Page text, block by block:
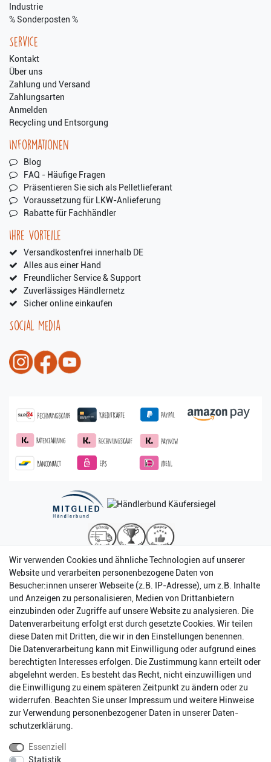
Industrie
% Sonderposten %
Service
Kontakt
Über uns
Zahlung und Versand
Zahlungsarten
Anmelden
Recycling und Entsorgung
Informationen
Blog
FAQ - Häufige Fragen
Präsentieren Sie sich als Pelletlieferant
Voraussetzung für LKW-Anlieferung
Rabatte für Fachhändler
Ihre Vorteile
Versandkostenfrei innerhalb DE
Alles aus einer Hand
Freundlicher Service & Support
Zuverlässiges Händlernetz
Sicher online einkaufen
Social Media
Impressum Daten­schutz­erklärung AGB
Barrierefreiheitserklärung
Wir verwenden Cookies und ähnliche Technologien auf unserer
Website und verarbeiten personenbezogene Daten von
Besucher:innen unserer Webseite (z.B. IP-Adresse), um z.B. Inhalte
und Anzeigen zu personalisieren, Medien von Drittanbietern
einzubinden oder Zugriffe auf unsere Website zu analysieren. Die
Datenverarbeitung erfolgt erst durch gesetzte Cookies. Wir teilen
diese Daten mit Dritten, die wir in den Einstellungen benennen.
Die Datenverarbeitung kann mit Einwilligung oder aufgrund eines
berechtigten Interesses erfolgen. Die Zustimmung kann erteilt oder
abgelehnt werden. Es besteht das Recht, nicht einzuwilligen und
die Einwilligung zu einem späteren Zeitpunkt zu ändern oder zu
widerrufen. Beachten Sie unser Impressum und weitere Hinweise
zur Verwendung personenbezogener Daten in unserer Daten­
schutz­erklärung
Essenziell
Statistik